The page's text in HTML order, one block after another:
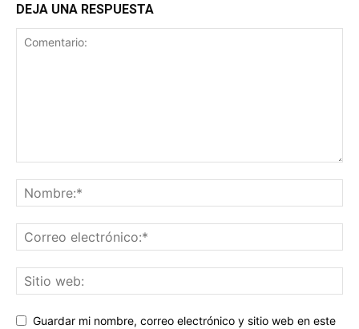
DEJA UNA RESPUESTA
Guardar mi nombre, correo electrónico y sitio web en este